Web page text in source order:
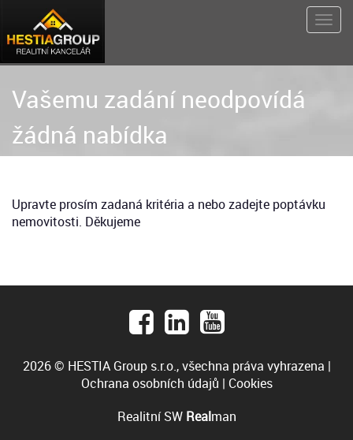
Vašemu zadání neodpovídá
žádná nabídka
Upravte prosím zadaná kritéria a nebo zadejte poptávku
nemovitosti. Děkujeme
2026 © HESTIA Group s.r.o., všechna práva vyhrazena |
Ochrana osobních údajů | Cookies
Realitní SW Realman